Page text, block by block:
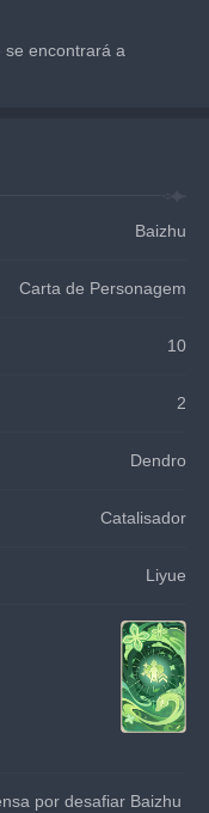
se encontrará a
Baizhu
Carta de Personagem
10
2
Dendro
Catalisador
Liyue
por desafiar Baizhu